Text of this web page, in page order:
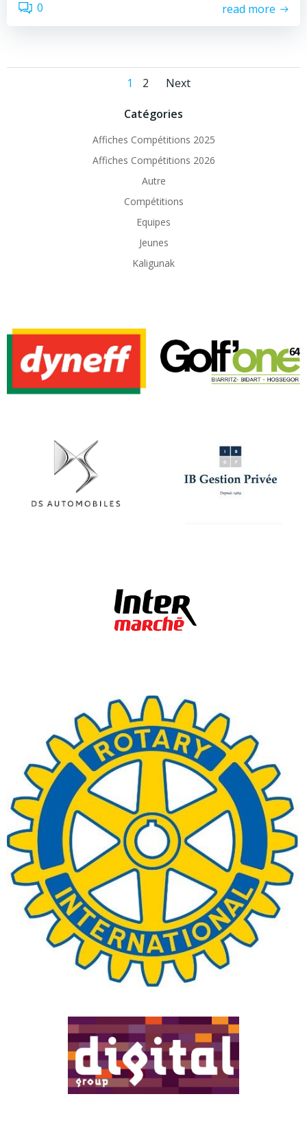
0 read more
Posts
navigation
Page
1 Page
2
Posts
navigation
Next
Catégories
Affiches Compétitions 2025
Affiches Compétitions 2026
Autre
Compétitions
Equipes
Jeunes
Kaligunak